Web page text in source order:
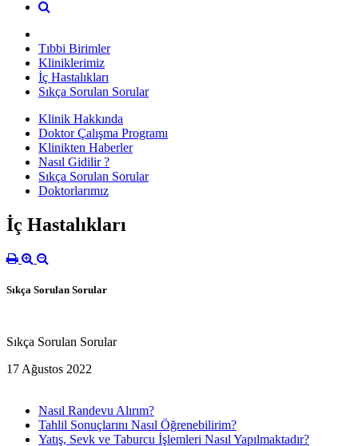
Tıbbi Birimler
Kliniklerimiz
İç Hastalıkları
Sıkça Sorulan Sorular
Klinik Hakkında
Doktor Çalışma Programı
Klinikten Haberler
Nasıl Gidilir ?
Sıkça Sorulan Sorular
Doktorlarımız
İç Hastalıkları
Sıkça Sorulan Sorular
Sıkça Sorulan Sorular
17 Ağustos 2022
Nasıl Randevu Alırım?
Tahlil Sonuçlarını Nasıl Öğrenebilirim?
Yatış, Sevk ve Taburcu İşlemleri Nasıl Yapılmaktadır?